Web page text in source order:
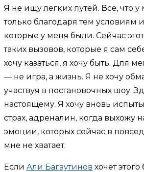
Я не ищу легких путей. Все, что у
только благодаря тем условиям
которые у меня были. Сейчас
таких вызовов, которые я сам
хочу казаться, я хочу быть. Для
— не игра, а жизнь. Я не хочу
участвуя в постановочных шоу.
настоящему. Я хочу вновь
страх, адреналин, когда выхожу
эмоции, которых сейчас в
мне не хватает.
Если Али Багаутинов хочет